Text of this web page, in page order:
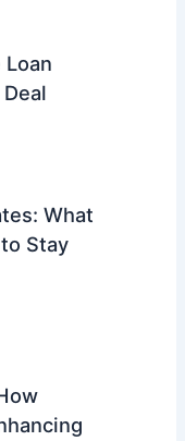
What
Stay